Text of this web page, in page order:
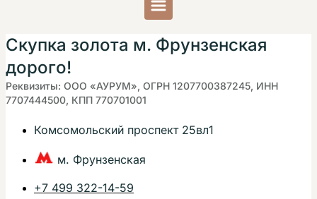
Скупка золота м. Фрунзенская
дорого!
Реквизиты: ООО «АУРУМ», ОГРН 1207700387245, ИНН
7707444500, КПП 770701001
Комсомольский проспект 25вл1
м. Фрунзенская
+7 499 322-14-59